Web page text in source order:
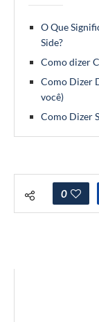
O Que
Side?
Como dizer
Como Dizer
você)
Como Dizer
0